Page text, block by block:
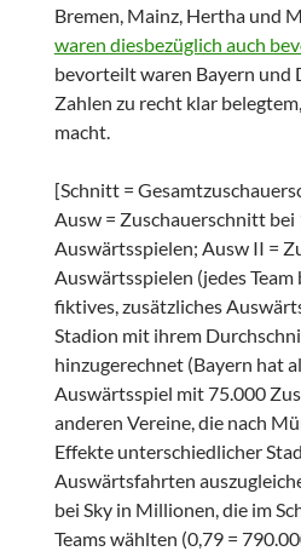
Bremen, Mainz, Hertha und
waren diesbezüglich auch
bevorteilt waren Bayern und
Zahlen zu recht klar
macht.
[Schnitt =
Ausw = Zuschauerschnitt bei
Auswärtsspielen; Ausw II =
Auswärtsspielen (jedes
fiktives, zusätzliches
Stadion mit ihrem
hinzugerechnet (Bayern hat
Auswärtsspiel mit 75.000
anderen Vereine, die nach
Effekte unterschiedlicher
Auswärtsfahrten
bei Sky in Millionen, die im
Teams wählten (0,79 =